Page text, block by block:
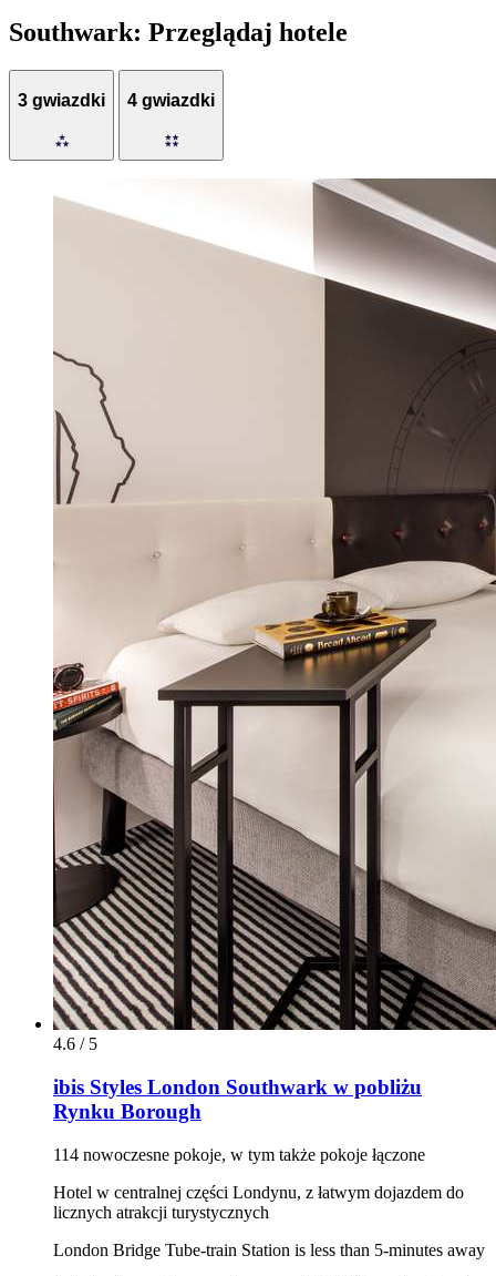
Southwark: Przeglądaj hotele
3 gwiazdki 4 gwiazdki
4.6 / 5
ibis Styles London Southwark w pobliżu
Rynku Borough
114 nowoczesne pokoje, w tym także pokoje łączone
Hotel w centralnej części Londynu, z łatwym dojazdem do
licznych atrakcji turystycznych
London Bridge Tube-train Station is less than 5-minutes away